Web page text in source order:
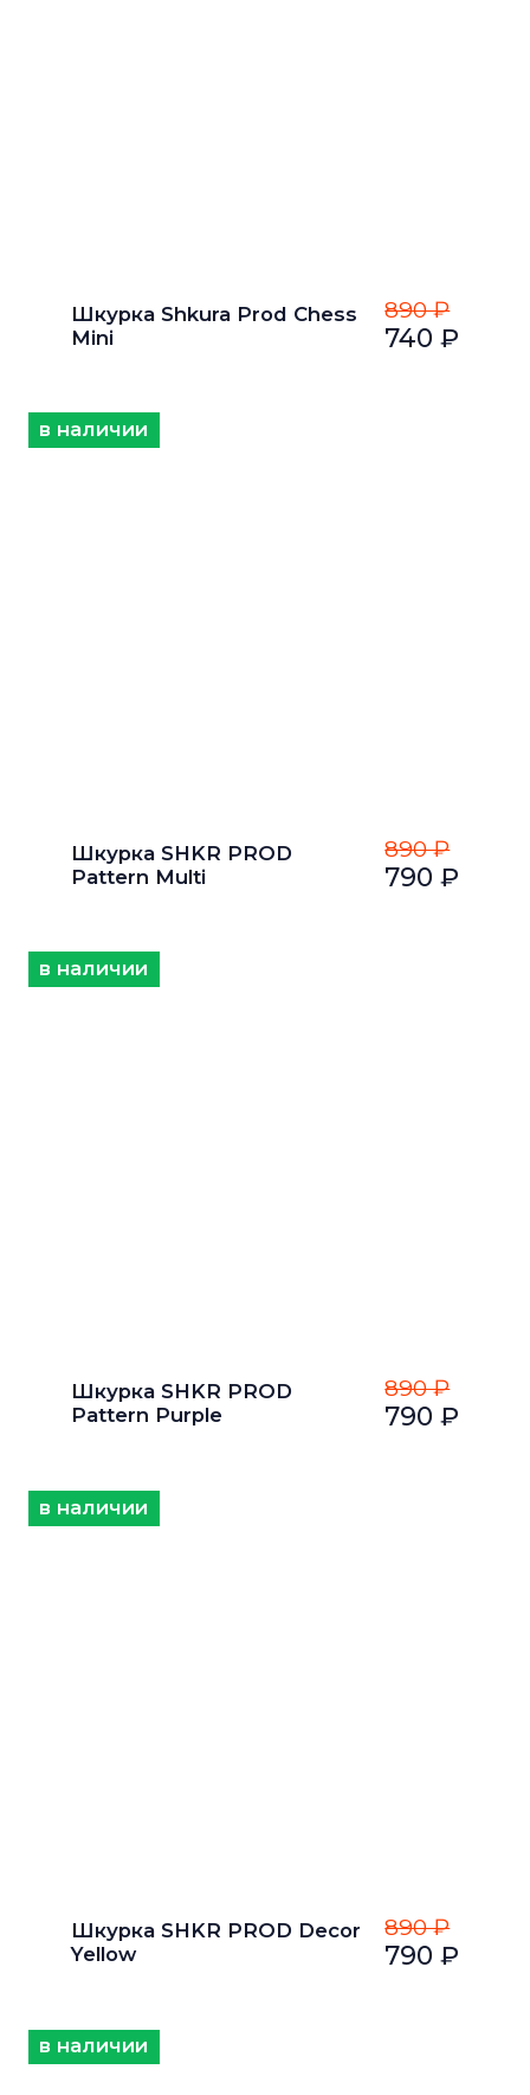
Шкурка Shkura Prod Chess
Mini
890 ₽
740 ₽
Шкурка SHKR PROD
Pattern Multi
890 ₽
790 ₽
в наличии
Шкурка SHKR PROD
Pattern Purple
890 ₽
790 ₽
в наличии
Шкурка SHKR PROD Decor
Yellow
890 ₽
790 ₽
в наличии
в наличии